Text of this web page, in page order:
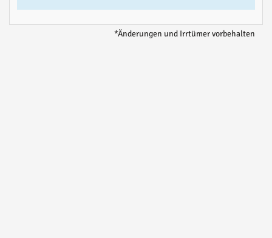
*Änderungen und Irrtümer vorbehalten